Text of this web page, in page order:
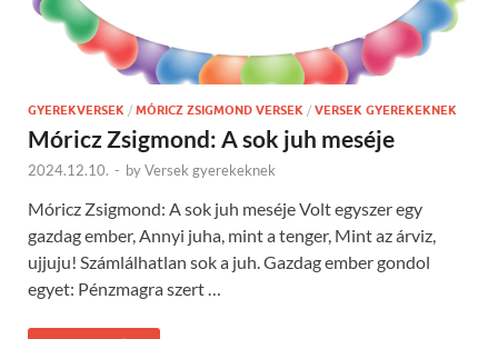
GYEREKVERSEK / MÓRICZ ZSIGMOND VERSEK / VERSEK GYEREKEKNEK
Móricz Zsigmond: A sok juh meséje
2024.12.10. - byVersek gyerekeknek
Móricz Zsigmond: A sok juh meséje Volt egyszer egy
gazdag ember, Annyi juha, mint a tenger, Mint az árviz,
ujjuju! Számlálhatlan sok a juh. Gazdag ember gondol
egyet: Pénzmagra szert …